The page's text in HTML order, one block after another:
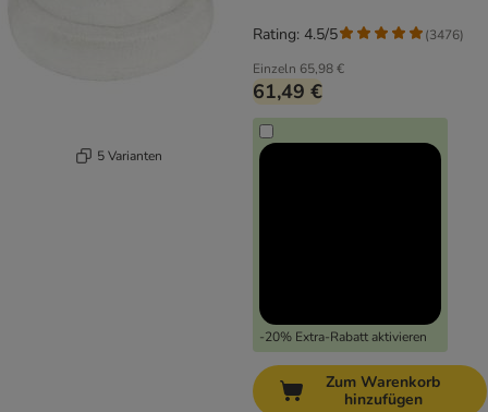
5 Varianten
Einzeln 65,98 €
61,49 €
-20% Extra-Rabatt aktivieren
Rating: 4.5/5 (3476)
Zum Warenkorb
hinzufügen